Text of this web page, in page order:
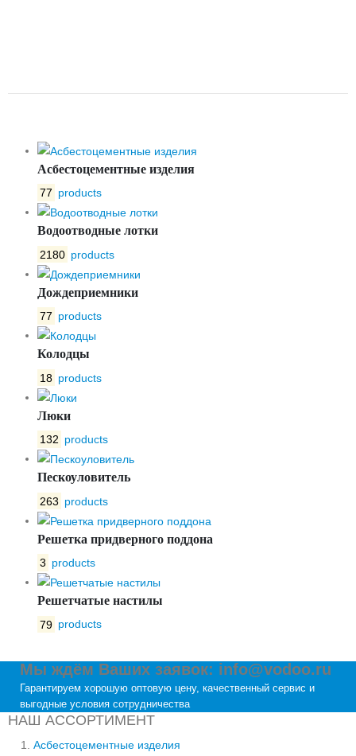
Асбестоцементные изделия
77 products
Водоотводные лотки
2180 products
Дождеприемники
77 products
Колодцы
18 products
Люки
132 products
Пескоуловитель
263 products
Решетка придверного поддона
3 products
Решетчатые настилы
79 products
Мы ждём Ваших заявок: info@vodoo.ru
Гарантируем хорошую оптовую цену, качественный сервис и
выгодные условия сотрудничества
НАШ АССОРТИМЕНТ
Асбестоцементные изделия